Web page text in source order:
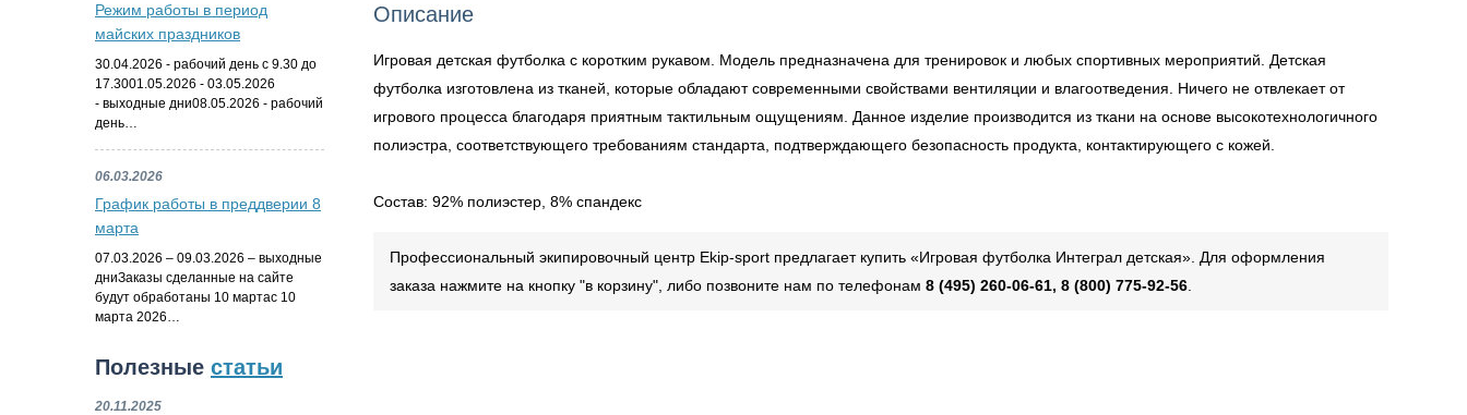
Режим работы в период
майских праздников
30.04.2026 - рабочий день с 9.30 до
17.3001.05.2026 - 03.05.2026
- выходные дни08.05.2026 - рабочий
день…
06.03.2026
График работы в преддверии 8
марта
07.03.2026 – 09.03.2026 – выходные
дниЗаказы сделанные на сайте
будут обработаны 10 мартас 10
марта 2026…
Полезные статьи
20.11.2025
Описание
Игровая детская футболка с коротким рукавом. Модель предназначена для тренировок и любых спортивных мероприятий. Детская
футболка изготовлена из тканей, которые обладают современными свойствами вентиляции и влагоотведения. Ничего не отвлекает от
игрового процесса благодаря приятным тактильным ощущениям. Данное изделие производится из ткани на основе высокотехнологичного
полиэстра, соответствующего требованиям стандарта, подтверждающего безопасность продукта, контактирующего с кожей.
Состав: 92% полиэстер, 8% спандекс
Профессиональный экипировочный центр Ekip-sport предлагает купить «Игровая футболка Интеграл детская». Для оформления
заказа нажмите на кнопку "в корзину", либо позвоните нам по телефонам 8 (495) 260-06-61, 8 (800) 775-92-56